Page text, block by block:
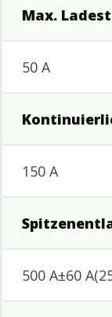
Max.
50 A
150 A
500 A±60